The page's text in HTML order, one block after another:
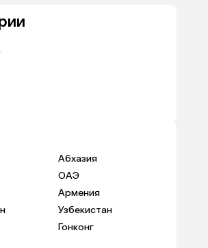
·
Абхазия
ОАЭ
Армения
Узбекистан
Гонконг